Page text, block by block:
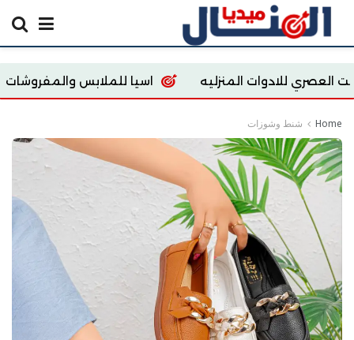
اسيا للملابس والمفروشات Egypt store
Home شنط وشوزات